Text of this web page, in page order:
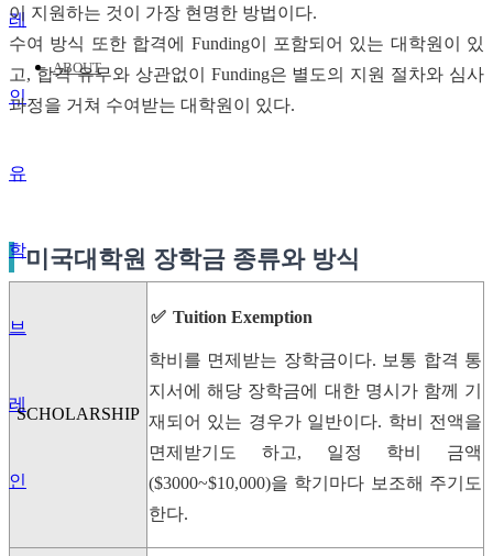
유
학
브
레
인
ABOUT
이 지원하는 것이 가장 현명한 방법이다.
수여 방식 또한 합격에 Funding이 포함되어 있는 대학원이 있
고, 합격 유무와 상관없이 Funding은 별도의 지원 절차와 심사
과정을 거쳐 수여받는 대학원이 있다.
미국대학원 장학금 종류와 방식
SCHOLARSHIP
Tuition Exemption
학비를 면제받는 장학금이다. 보통 합격 통
지서에 해당 장학금에 대한 명시가 함께 기
재되어 있는 경우가 일반이다. 학비 전액을
면제받기도 하고, 일정 학비 금액
($3000~$10,000)을 학기마다 보조해 주기도
한다.